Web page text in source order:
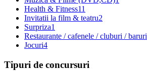
Health & Fitness11
Invitatii la film & teatru2
Surpriza1
Restaurante / cafenele / cluburi / baruri
Jocuri4
Tipuri de concursuri